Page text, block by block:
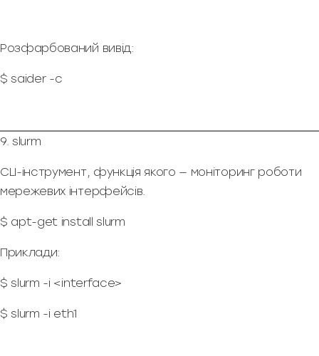
Розфарбований вивід:
$ saider -c
9. slurm
CLI-інструмент, функція якого — моніторинг роботи
мережевих інтерфейсів.
$ apt-get install slurm
Приклади:
$ slurm -i <interface>
$ slurm -i eth1